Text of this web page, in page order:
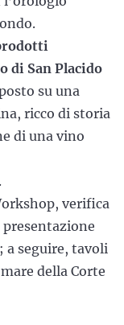
di San Placido
su una
ricco di storia
di una vino
verifica
a seguire, tavoli
della Corte